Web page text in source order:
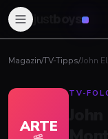
boys
Magazin/TV-Tipps/John
ARTE
TV-